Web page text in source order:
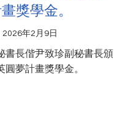
獎學金。
2026年2月9日
書長偕尹致珍副秘書長頒
圓夢計畫獎學金。